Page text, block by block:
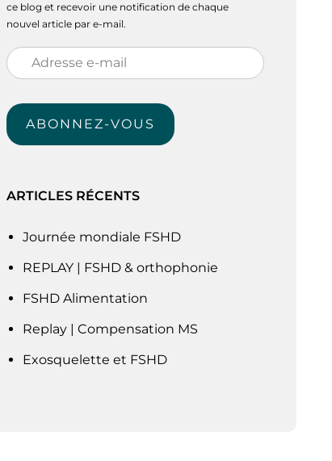
ce blog et recevoir une notification de chaque
nouvel article par e-mail.
Adresse
e-
mail
ABONNEZ-VOUS
ARTICLES RÉCENTS
Journée mondiale FSHD
REPLAY | FSHD & orthophonie
FSHD Alimentation
Replay | Compensation MS
Exosquelette et FSHD